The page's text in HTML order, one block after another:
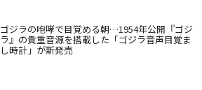
ゴジラの咆哮で目覚める朝…1954年公開『ゴジ
ラ』の貴重音源を搭載した「ゴジラ音声目覚ま
し時計」が新発売